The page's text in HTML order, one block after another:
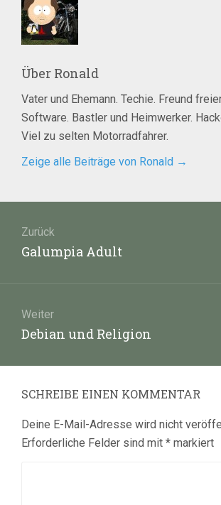
Über Ronald
Vater und Ehemann. Techie. Freund
Software. Bastler und Heimwerker.
Viel zu selten Motorradfahrer.
Zeige alle Beiträge von Ronald →
Zurück
Vorheriger
Galumpia Adult
Weiter
Nächster
Debian und Religion
SCHREIBE EINEN KOMMENTAR
Deine E-Mail-Adresse wird nicht
Erforderliche Felder sind mit * markiert